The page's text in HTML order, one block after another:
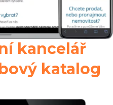
kancelář
katalog